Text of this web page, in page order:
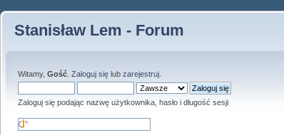
Stanisław Lem - Forum
Witamy, Gość Zaloguj się lub zarejestruj
Zaloguj się podając nazwę użytkownika, hasło i długość sesji